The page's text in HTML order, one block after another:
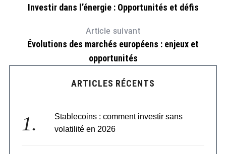
Investir dans l’énergie : Opportunités et défis
Article suivant
Évolutions des marchés européens : enjeux et
opportunités
ARTICLES RÉCENTS
Stablecoins : comment investir sans
volatilité en 2026